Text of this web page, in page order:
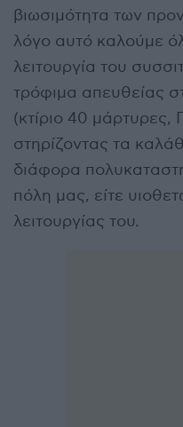
βιωσιμότητα των
λόγο αυτό καλούμε
λειτουργία του
τρόφιμα απευθείας
(κτίριο 40 μάρτυρες,
στηρίζοντας τα
διάφορα
πόλη μας, είτε
λειτουργίας του.